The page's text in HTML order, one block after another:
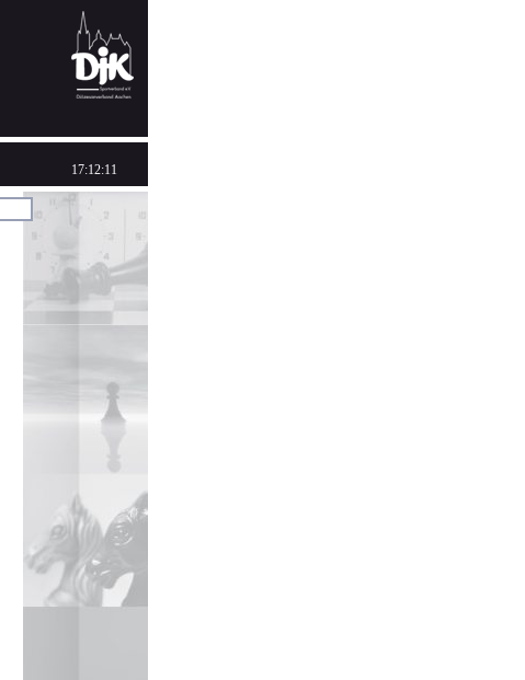
17:12:11